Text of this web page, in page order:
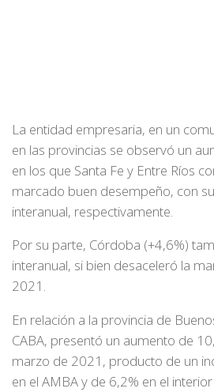
La entidad empresaria, en un
en las provincias se observó un
en los que Santa Fe y Entre Ríos
marcado buen desempeño, con
interanual, respectivamente.
Por su parte, Córdoba (+4,6%)
interanual, si bien desaceleró la
2021.
En relación a la provincia de
CABA, presentó un aumento de
marzo de 2021, producto de un
en el AMBA y de 6,2% en el